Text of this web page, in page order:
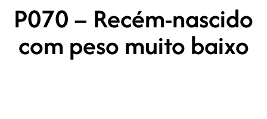
P070 – Recém-nascido
com peso muito baixo